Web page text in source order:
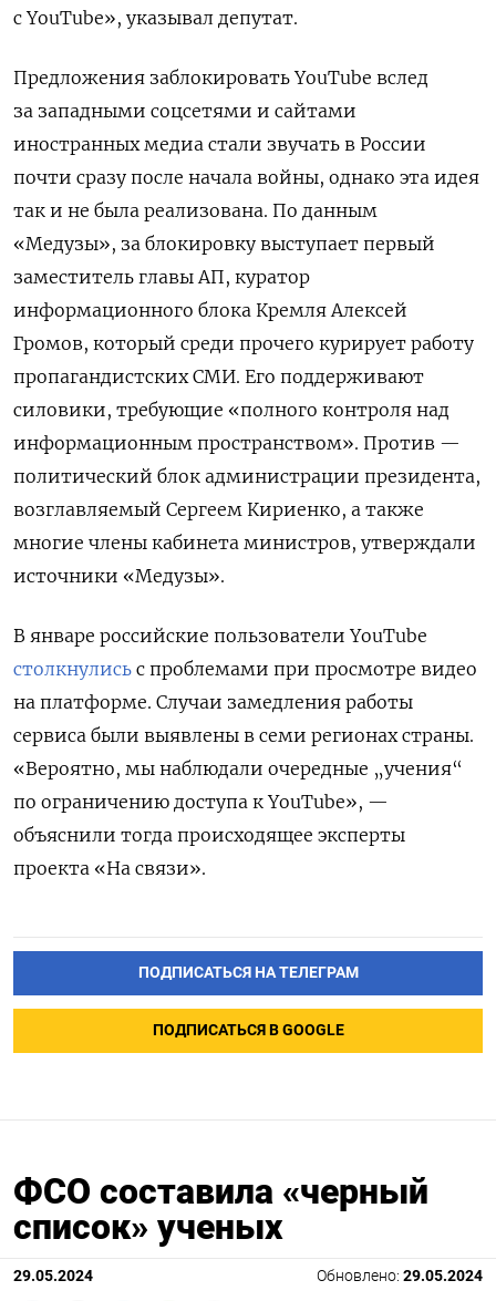
с YouTube», указывал депутат.
Предложения заблокировать YouTube вслед
за западными соцсетями и сайтами
иностранных медиа стали звучать в России
почти сразу после начала войны, однако эта идея
так и не была реализована. По данным
«Медузы», за блокировку выступает первый
заместитель главы АП, куратор
информационного блока Кремля Алексей
Громов, который среди прочего курирует работу
пропагандистских СМИ. Его поддерживают
силовики, требующие «полного контроля над
информационным пространством». Против —
политический блок администрации президента,
возглавляемый Сергеем Кириенко, а также
многие члены кабинета министров, утверждали
источники «Медузы».
В январе российские пользователи YouTube
столкнулись с проблемами при просмотре видео
на платформе. Случаи замедления работы
сервиса были выявлены в семи регионах страны.
«Вероятно, мы наблюдали очередные „учения“
по ограничению доступа к YouTube», —
объяснили тогда происходящее эксперты
проекта «На связи».
ПОДПИСАТЬСЯ НА ТЕЛЕГРАМ
ПОДПИСАТЬСЯ В GOOGLE
ФСО составила «черный
список» ученых
29.05.2024 Обновлено: 29.05.2024